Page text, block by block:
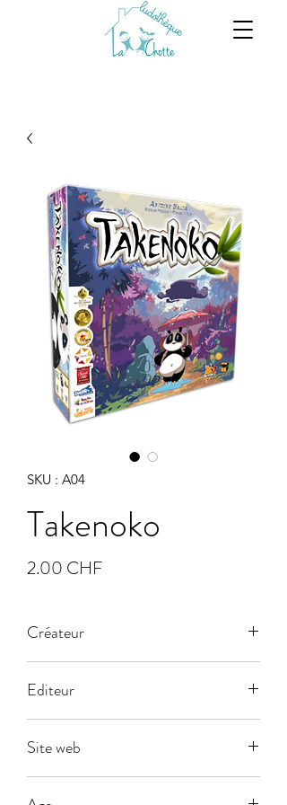
SKU : A04
Takenoko
2.00 CHFPrix
Créateur
Editeur
Site web